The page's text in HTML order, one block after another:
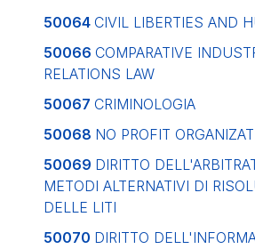
50064 CIVIL LIBERTIES AND
50066 COMPARATIVE
RELATIONS LAW
50067 CRIMINOLOGIA
50068 NO PROFIT
50069 DIRITTO
METODI ALTERNATIVI DI
DELLE LITI
50070 DIRITTO